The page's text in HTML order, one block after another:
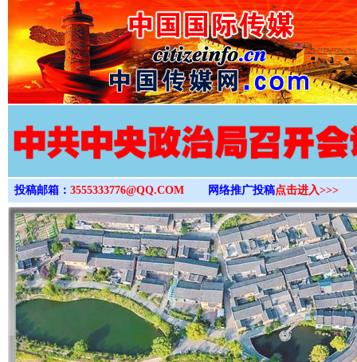
>
投稿邮箱： 3555333776@QQ.COM 网络推广投稿点击进入>>>